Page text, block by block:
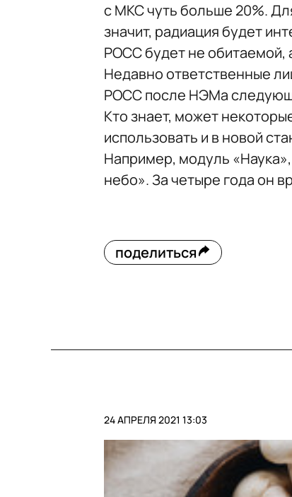
с МКС чуть больше 20%.
значит, радиация будет
РОСС будет не обитаемой,
Недавно ответственные
РОСС после НЭМа
Кто знает, может
использовать и в новой
Например, модуль
небо». За четыре года он
поделиться
24 АПРЕЛЯ 2021 13:03